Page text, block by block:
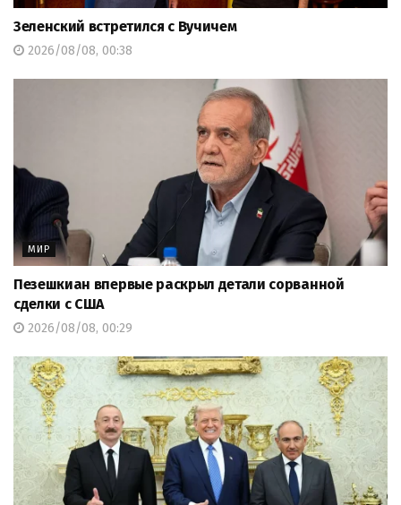
Зеленский встретился с Вучичем
2026/08/08, 00:38
МИР
Пезешкиан впервые раскрыл детали сорванной
сделки с США
2026/08/08, 00:29